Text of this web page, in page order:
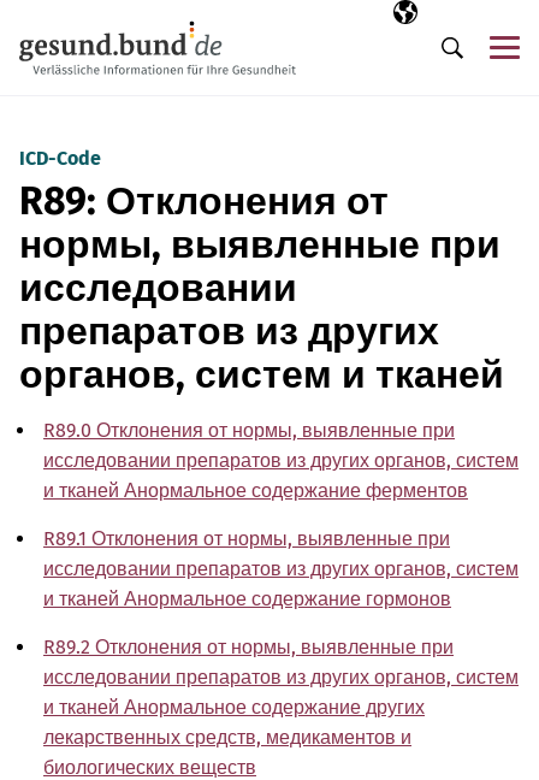
Выбранный
RU
Поиск
ICD-Code
R89: Отклонения от
нормы, выявленные при
исследовании
препаратов из других
органов, систем и тканей
R89.0 Отклонения от нормы, выявленные при
исследовании препаратов из других органов, систем
и тканей Анормальное содержание ферментов
R89.1 Отклонения от нормы, выявленные при
исследовании препаратов из других органов, систем
и тканей Анормальное содержание гормонов
R89.2 Отклонения от нормы, выявленные при
исследовании препаратов из других органов, систем
и тканей Анормальное содержание других
лекарственных средств, медикаментов и
биологических веществ